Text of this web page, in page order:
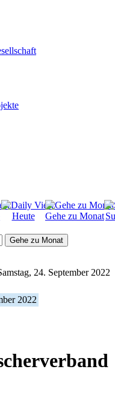
Heute Gehe zu Monat
Gehe zu Monat
24. September 2022
2022